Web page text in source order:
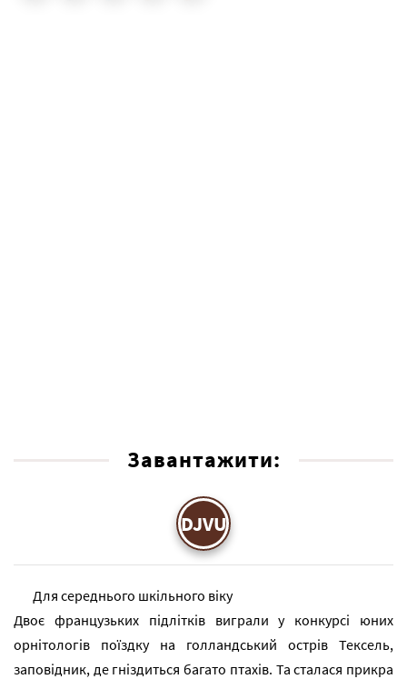
Завантажити:
DJVU
Для середнього шкільного віку
Двоє французьких підлітків виграли у конкурсі юних
орнітологів поїздку на голландський острів Тексель,
заповідник, де гніздиться багато птахів. Та сталася прикра